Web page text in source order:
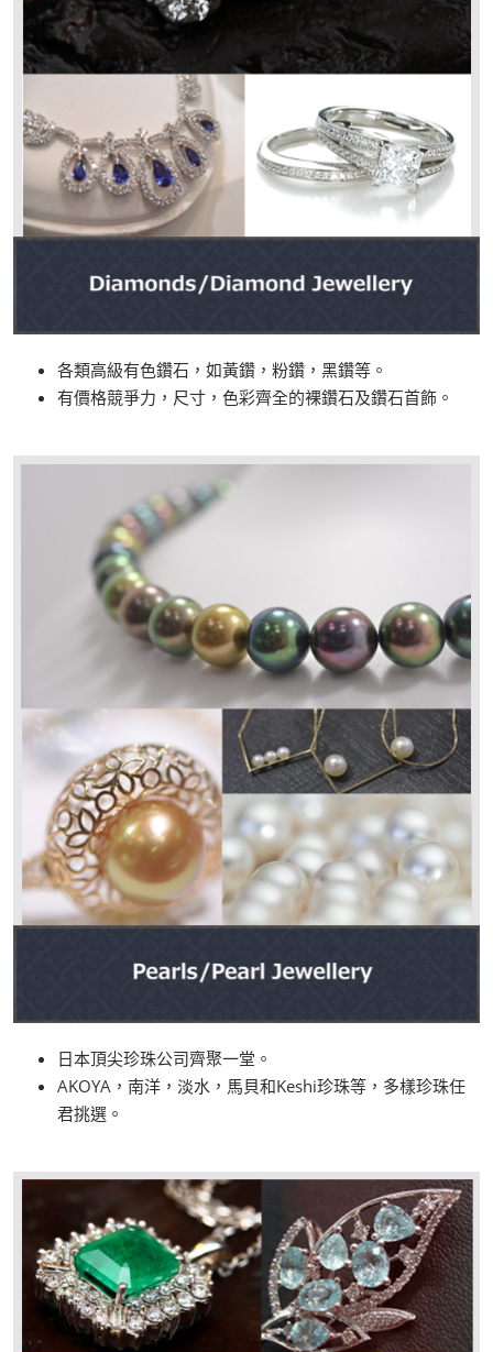
各類高級有色鑽石，如黃鑽，粉鑽，黑鑽等。
有價格競爭力，尺寸，色彩齊全的裸鑽石及鑽石首飾。
日本頂尖珍珠公司齊聚一堂。
AKOYA，南洋，淡水，馬貝和Keshi珍珠等，多樣珍珠任
君挑選。